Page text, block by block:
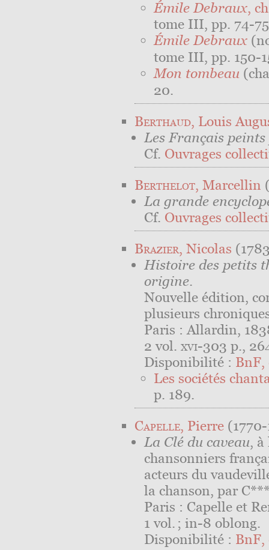
Émile Debraux,
tome III, pp. 74-
Émile Debraux
tome III, pp. 150-
Mon tombeau
20.
Berthaud, Louis
Les Français
Cf. Ouvrages
Berthelot, Marcellin
La grande
Cf. Ouvrages
Brazier, Nicolas
Histoire des petits
origine.
Nouvelle édition,
plusieurs
Paris : Allardin,
2 vol. xvi-303 p.,
Disponibilité : BnF,
Les sociétés
p. 189.
Capelle, Pierre
La Clé du caveau, à
chansonniers
acteurs du
la chanson, par
Paris : Capelle et
1 vol. ; in-8 oblong.
Disponibilité : BnF,